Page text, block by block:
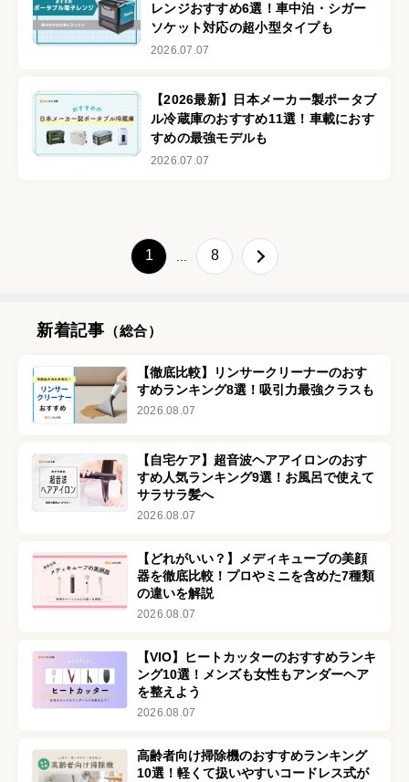
レンジおすすめ6選！車中泊・シガー
ソケット対応の超小型タイプも
2026.07.07
【2026最新】日本メーカー製ポータブ
ル冷蔵庫のおすすめ11選！車載におす
すめの最強モデルも
2026.07.07
1 ... 8
新着記事 （総合）
【徹底比較】リンサークリーナーのおす
すめランキング8選！吸引力最強クラスも
2026.08.07
【自宅ケア】超音波ヘアアイロンのおす
すめ人気ランキング9選！お風呂で使えて
サラサラ髪へ
2026.08.07
【どれがいい？】メディキューブの美顔
器を徹底比較！プロやミニを含めた7種類
の違いを解説
2026.08.07
【VIO】ヒートカッターのおすすめランキ
ング10選！メンズも女性もアンダーヘア
を整えよう
2026.08.07
高齢者向け掃除機のおすすめランキング
10選！軽くて扱いやすいコードレス式が